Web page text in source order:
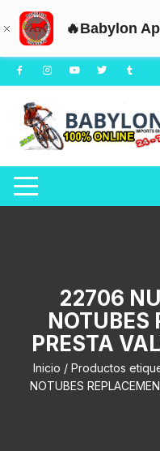
🔥Babylon
Saltar
al
contenido
22706
NOTUBES
PRESTA
Inicio / Productos
NOTUBES